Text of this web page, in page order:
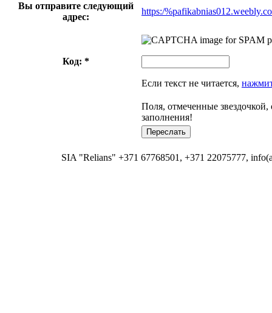
Вы отправите следующий
адрес:
https:/
Код: *
Если текст не читается,
Поля, отмеченные звездочкой,
заполнения!
SIA "Relians" +371 67768501, +371 22075777,